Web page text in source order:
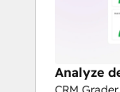
Analyze